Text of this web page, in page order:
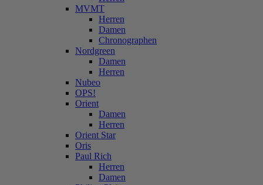
MVMT
Herren
Damen
Chronographen
Nordgreen
Damen
Herren
Nubeo
OPS!
Orient
Damen
Herren
Orient Star
Oris
Paul Rich
Herren
Damen